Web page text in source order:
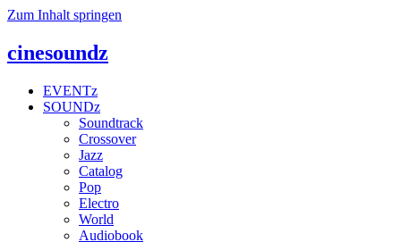
Zum Inhalt springen
cinesoundz
EVENTz
SOUNDz
Soundtrack
Crossover
Jazz
Catalog
Pop
Electro
World
Audiobook